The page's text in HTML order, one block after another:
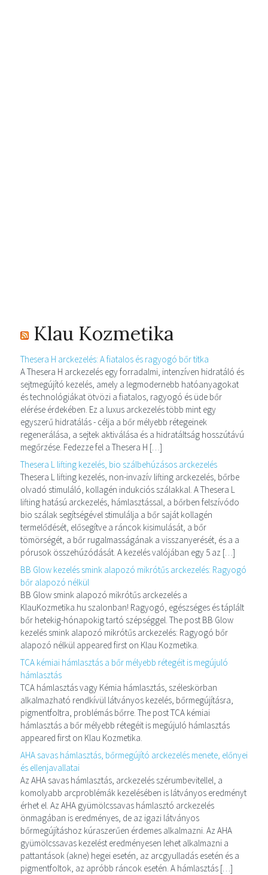
Klau Kozmetika
Thesera H arckezelés: A fiatalos és ragyogó bőr titka
A Thesera H arckezelés egy forradalmi, intenzíven hidratáló és
sejtmegújító kezelés, amely a legmodernebb hatóanyagokat
és technológiákat ötvözi a fiatalos, ragyogó és üde bőr
elérése érdekében. Ez a luxus arckezelés több mint egy
egyszerű hidratálás - célja a bőr mélyebb rétegeinek
regenerálása, a sejtek aktiválása és a hidratáltság hosszútávú
megőrzése. Fedezze fel a Thesera H […]
Thesera L lifting kezelés, bio szálbehúzásos arckezelés
Thesera L lifting kezelés, non-invazív lifting arckezelés, bőrbe
olvadó stimuláló, kollagén indukciós szálakkal. A Thesera L
lifting hatású arckezelés, hámlasztással, a bőrben felszívódo
bio szálak segítségével stimulálja a bőr saját kollagén
termelődését, elősegítve a ráncok kisimulását, a bőr
tömörségét, a bőr rugalmasságának a visszanyerését, és a a
pórusok összehúzódását. A kezelés valójában egy 5 az […]
BB Glow kezelés smink alapozó mikrótűs arckezelés: Ragyogó
bőr alapozó nélkül
BB Glow smink alapozó mikrótűs arckezelés a
KlauKozmetika.hu szalonban! Ragyogó, egészséges és táplált
bőr hetekig-hónapokig tartó szépséggel. The post BB Glow
kezelés smink alapozó mikrótűs arckezelés: Ragyogó bőr
alapozó nélkül appeared first on Klau Kozmetika.
TCA kémiai hámlasztás a bőr mélyebb rétegéit is megújuló
hámlasztás
TCA hámlasztás vagy Kémia hámlasztás, széleskörban
alkalmazható rendkívül látványos kezelés, bőrmegújításra,
pigmentfoltra, problémás bőrre. The post TCA kémiai
hámlasztás a bőr mélyebb rétegéit is megújuló hámlasztás
appeared first on Klau Kozmetika.
AHA savas hámlasztás, bőrmegújító arckezelés menete, előnyei
és ellenjavallatai
Az AHA savas hámlasztás, arckezelés szérumbevitellel, a
komolyabb arcproblémák kezelésében is látványos eredményt
érhet el. Az AHA gyümölcssavas hámlasztó arckezelés
önmagában is eredményes, de az igazi látványos
bőrmegújításhoz kúraszerűen érdemes alkalmazni. Az AHA
gyümölcssavas kezelést eredményesen lehet alkalmazni a
pattantások (akne) hegei esetén, az arcgyulladás esetén és a
pigmentfoltok, az apróbb ráncok esetén. A hámlasztás […]